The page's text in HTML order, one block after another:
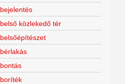
bejelentés
belső közlekedő tér
belsőépítészet
bérlakás
bontás
boríték